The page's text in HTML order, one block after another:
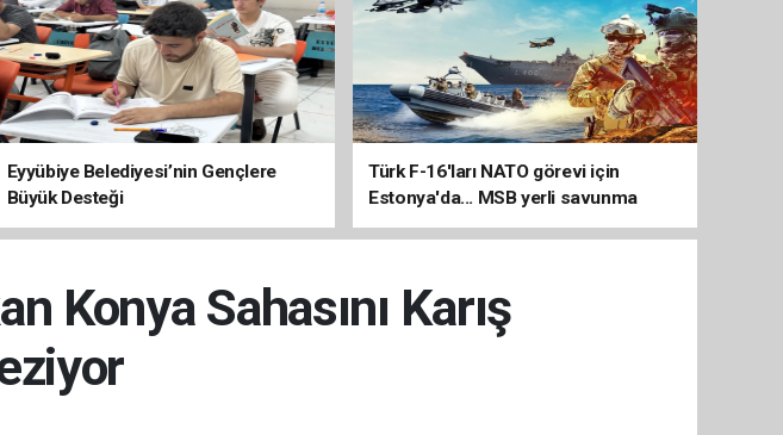
Eyyübiye Belediyesi’nin Gençlere
Büyük Desteği
Türk F-16'ları NATO görevi için
Estonya'da... MSB yerli savunma
sistemleriyle güçleniyor
Konya Sahasını Karış